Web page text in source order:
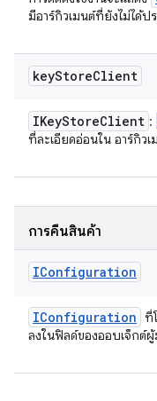
มีอาร์กิวเมนต์ที่ยังไม่ได้ป
keyStoreClient
IKeyStoreClient :
ที่ละเอียดอ่อนใน อาร์กิวเ
การคืนสินค้า
IConfiguration
IConfiguration ที่
ลงในฟิลด์ของออบเจ็กต์